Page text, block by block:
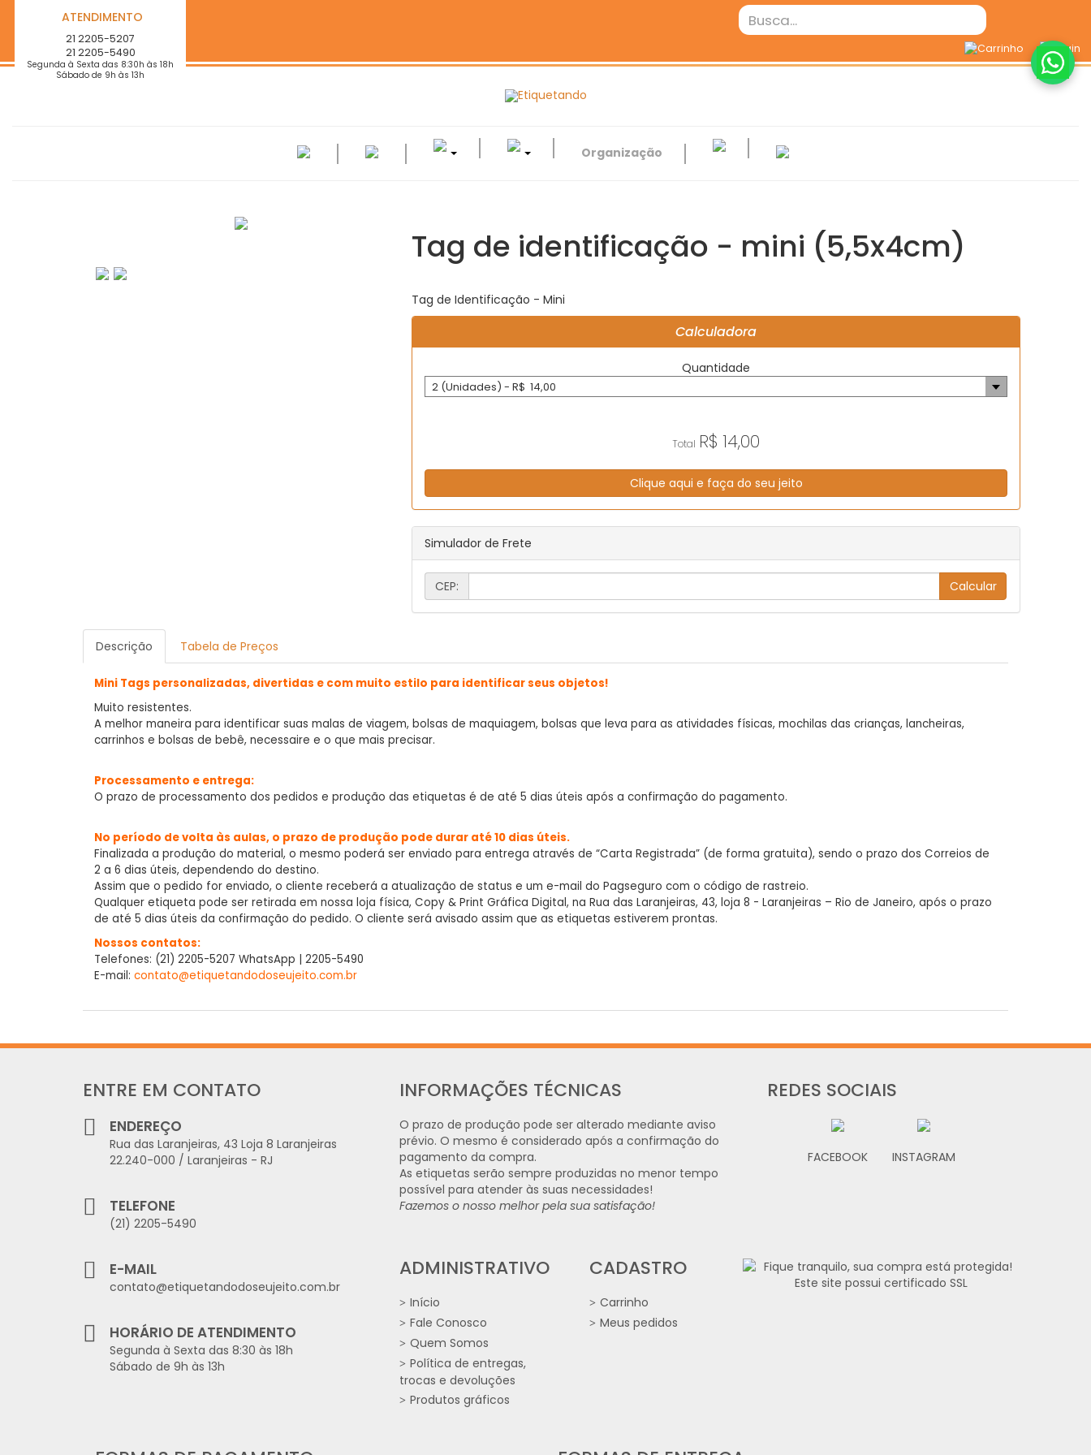
ATENDIMENTO
21 2205-5207
21 2205-5490
Segunda à Sexta das 8:30h às 18h
Sábado de 9h às 13h
Organização
Tag de identificação - mini (5,5x4cm)
Tag de Identificação - Mini
Calculadora
Quantidade
2 (Unidades) - R$ 14,00
Total R$ 14,00
Clique aqui e faça do seu jeito
Simulador de Frete
CEP:
Descrição Tabela de Preços
Mini Tags personalizadas, divertidas e com muito estilo para identificar seus objetos!
Muito resistentes.
A melhor maneira para identificar suas malas de viagem, bolsas de maquiagem, bolsas que leva para as atividades físicas, mochilas das crianças, lancheiras,
carrinhos e bolsas de bebê, necessaire e o que mais precisar.
Processamento e entrega:
O prazo de processamento dos pedidos e produção das etiquetas é de até 5 dias úteis após a confirmação do pagamento.
No período de volta às aulas, o prazo de produção pode durar até 10 dias úteis.
Finalizada a produção do material, o mesmo poderá ser enviado para entrega através de “Carta Registrada” (de forma gratuita), sendo o prazo dos Correios de
2 a 6 dias úteis, dependendo do destino.
Assim que o pedido for enviado, o cliente receberá a atualização de status e um e-mail do Pagseguro com o código de rastreio.
Qualquer etiqueta pode ser retirada em nossa loja física, Copy & Print Gráfica Digital, na Rua das Laranjeiras, 43, loja 8 - Laranjeiras – Rio de Janeiro, após o prazo
de até 5 dias úteis da confirmação do pedido. O cliente será avisado assim que as etiquetas estiverem prontas.
Nossos contatos:
Telefones: (21) 2205-5207 WhatsApp | 2205-5490
E-mail: contato@etiquetandodoseujeito.com.br
ENTRE EM CONTATO
ENDEREÇO
Rua das Laranjeiras, 43 Loja 8 Laranjeiras
22.240-000 / Laranjeiras - RJ
TELEFONE
(21) 2205-5490
E-MAIL
contato@etiquetandodoseujeito.com.br
HORÁRIO DE ATENDIMENTO
Segunda à Sexta das 8:30 às 18h
Sábado de 9h às 13h
INFORMAÇÕES TÉCNICAS
O prazo de produção pode ser alterado mediante aviso
prévio. O mesmo é considerado após a confirmação do
pagamento da compra.
As etiquetas serão sempre produzidas no menor tempo
possível para atender às suas necessidades!
Fazemos o nosso melhor pela sua satisfação!
REDES SOCIAIS
FACEBOOK INSTAGRAM
ADMINISTRATIVO
Início
Fale Conosco
Quem Somos
Política de entregas,
trocas e devoluções
Produtos gráficos
CADASTRO
Carrinho
Meus pedidos